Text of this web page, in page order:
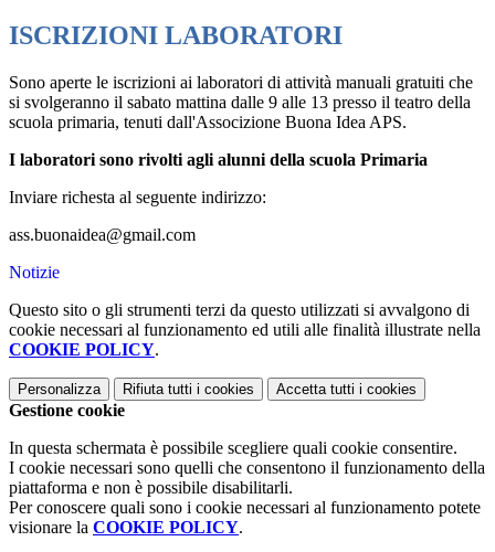
ISCRIZIONI LABORATORI
Sono aperte le iscrizioni ai laboratori di attività manuali gratuiti che
si svolgeranno il sabato mattina dalle 9 alle 13 presso il teatro della
scuola primaria, tenuti dall'Associzione Buona Idea APS.
I laboratori sono rivolti agli alunni della scuola Primaria
Inviare richesta al seguente indirizzo:
ass.buonaidea@gmail.com
Notizie
Questo sito o gli strumenti terzi da questo utilizzati si avvalgono di
cookie necessari al funzionamento ed utili alle finalità illustrate nella
COOKIE POLICY.
Personalizza Rifiuta tutti i cookies Accetta tutti i cookies
Gestione cookie
In questa schermata è possibile scegliere quali cookie consentire.
I cookie necessari sono quelli che consentono il funzionamento della
piattaforma e non è possibile disabilitarli.
Per conoscere quali sono i cookie necessari al funzionamento potete
visionare la COOKIE POLICY.